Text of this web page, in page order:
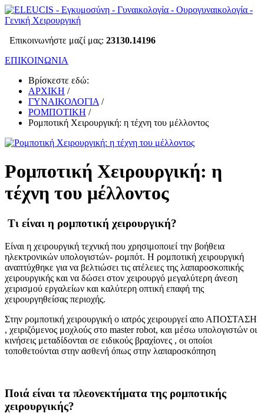
Επικοινωνήστε μαζί μας: 23130.14196
ΕΠΙΚΟΙΝΩΝΙΑ
Βρίσκεστε εδώ:
ΑΡΧΙΚΗ /
ΓΥΝΑΙΚΟΛΟΓΙΑ /
ΡΟΜΠΟΤΙΚΗ /
Ρομποτική Χειρουργική: η τέχνη του μέλλοντος
Ρομποτική Χειρουργική: η
τέχνη του μέλλοντος
Τι είναι η ρομποτική χειρουργική?
Είναι η χειρουργική τεχνική που χρησιμοποιεί την βοήθεια
ηλεκτρονικών υπολογιστών- ρομπότ. Η ρομποτική χειρουργική
αναπτύχθηκε για να βελτιώσει τις ατέλειες της λαπαροσκοπικής
χειρουργικής και να δώσει στον χειρουργό μεγαλύτερη άνεση
χειρισμού εργαλείων και καλύτερη οπτική επαφή της
χειρουργηθείσας περιοχής.
Στην ρομποτική χειρουργική ο ιατρός χειρουργεί απο ΑΠΟΣΤΑΣΗ
, χειριζόμενος μοχλούς στο master robot, και μέσω υπολογιστών οι
κινήσεις μεταδίδονται σε ειδικούς βραχίονες , οι οποίοι
τοποθετούνται στην ασθενή όπως στην λαπαροσκόπηση
Ποιά είναι τα πλεονεκτήματα της ρομποτικής
χειρουργικής?